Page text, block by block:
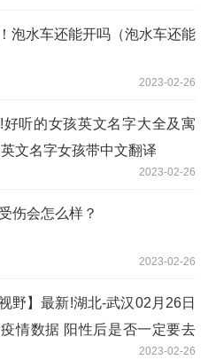
泡水车还能开吗（泡水车还能
2023-02-26
听的女孩英文名字大全及寓
文名字女孩带中文翻译
2023-02-26
伤会怎么样？
2023-02-26
野】最新!湖北-武汉02月26日
情数据 阳性后是否一定要去
2023-02-26